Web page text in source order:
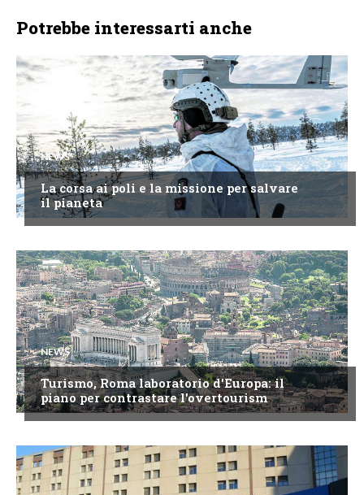
Potrebbe interessarti anche
NEWS
La corsa ai poli e la missione per salvare
il pianeta
NEWS
Turismo, Roma laboratorio d'Europa: il
piano per contrastare l'overtourism